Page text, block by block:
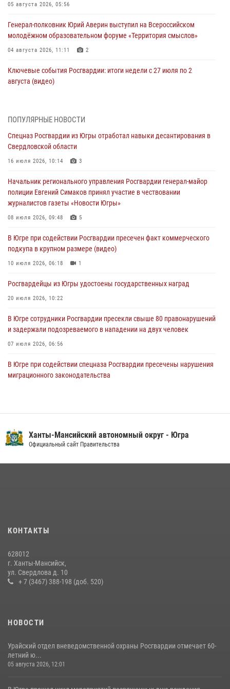
05 августа 2026, 05:56
Генерал-полковник Юрий Аверин выступил на Всероссийском
молодёжном образовательном форуме «Территория смыслов»
04 августа 2026, 11:11 2
Ключевые события Росгвардии: итоги недели с 27 июля по 2
августа (видео)
Сотрудник Росгвардии из Югры спас ребёнка от нападения дикой
04 августа 2026, 06:17 1
Росгвардия обеспечила безопасность открытия Всероссийских
столице Югры
Росгвардия противодействует БПЛА ВСУ на южном направлении
03 августа 2026, 05:29
«Росгвардия. Вехи истории»: специальные моторизованные части
02 августа 2026, 10:59
ПОПУЛЯРНЫЕ НОВОСТИ
Спецназ Росгвардии из Югры отработал навыки десантирования в
Свердловской области
16 июля 2026, 10:14 3
Начальник регионального управления Росгвардии генерал-майор
полиции Евгений Симаков принял участие в чествовании
журналистов газеты «Новости Югры»
08 июля 2026, 09:48 5
В Югре при содействии Росгвардии пресечен факт коммерческого
подкупа в крупном размере (видео)
10 июля 2026, 06:18 1
Росгвардейцы из Югры удостоены государственных наград
20 июля 2026, 10:22
В Югре сотрудники Росгвардии пресекли свыше 80 правонарушений
и задержали подозреваемого в нападении на двух человек
07 июля 2026, 06:56
В Югре при содействии спецназа Росгвардии пресечены нарушения
миграционного законодательства
16 июля 2026, 04:54 4
18 июля 2026, 11:25
тематические встречи с молодежью
29 июля 2026, 09:54
Ханты-Мансийский автономный округ - Югра
Официальный сайт Правительства
КОНТАКТЫ
628012
г. Ханты-Мансийск,
ул. Свердлова д. 10
+ 7 (3467) 388-198 (доб. 520)
НОВОСТИ
Урайский отдел вневедомственной охраны Росгвардии отмечает 60-
летний ю...
05 августа 2026, 12:01